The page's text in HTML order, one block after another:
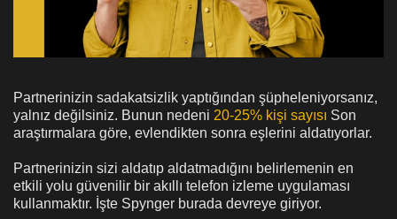
Partnerinizin sadakatsizlik yaptığından şüpheleniyorsanız,
yalnız değilsiniz. Bunun nedeni 20-25% kişi sayısı Son
araştırmalara göre, evlendikten sonra eşlerini aldatıyorlar.
Partnerinizin sizi aldatıp aldatmadığını belirlemenin en
etkili yolu güvenilir bir akıllı telefon izleme uygulaması
kullanmaktır. İşte Spynger burada devreye giriyor.